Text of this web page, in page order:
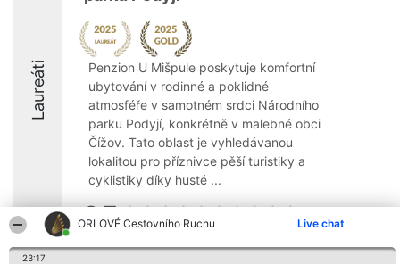
ORLOVÉ Cestovního Ruchu Live chat
23:17
Laureáti
Penzion U Mišpule poskytuje komfortní
ubytování v rodinné a poklidné
atmosféře v samotném srdci Národního
parku Podyjí, konkrétně v malebné obci
Čížov. Tato oblast je vyhledávanou
lokalitou pro příznivce pěší turistiky a
cyklistiky díky husté ...
9.7